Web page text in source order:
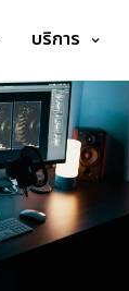
บริการ